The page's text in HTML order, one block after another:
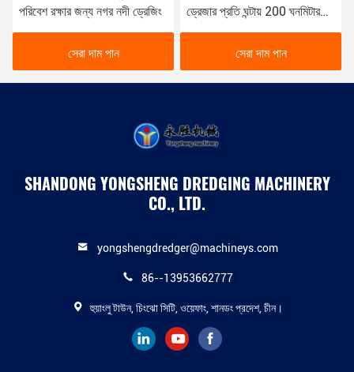
পরিবেশ রক্ষার জন্য নগর নদী ড্রেজিং
সেরা দাম পান
ড্রেজার প্রতি ঘন্টায় 200 ঘনমিটার
আউটপুট সঙ্গে
সেরা দাম পান
SHANDONG YONGSHENG DREDGING MACHINERY
CO., LTD.
yongshengdredger@machineys.com
86--13953662777
হুয়াংলু টাউন, চিংঝো সিটি, ওয়েফাং, শানডং প্রদেশ, চীন।